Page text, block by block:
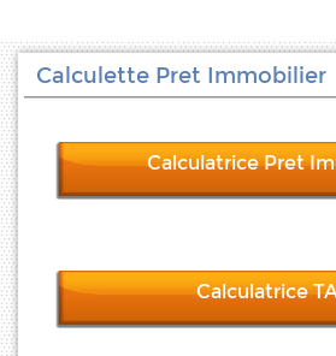
Calculette Pret Immobilier
Calculatrice Pret
Calculatrice